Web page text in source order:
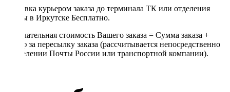
Доставка курьером заказа до терминала ТК или отделения
Почты в Иркутске Бесплатно.
Окончательная стоимость Вашего заказа = Сумма заказа +
Тариф за пересылку заказа (рассчитывается непосредственно
в отделении Почты России или транспортной компании).